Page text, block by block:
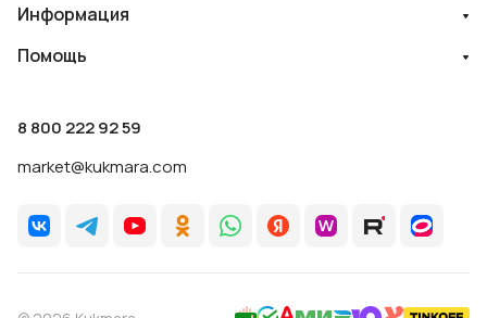
Информация
Помощь
8 800 222 92 59
market@kukmara.com